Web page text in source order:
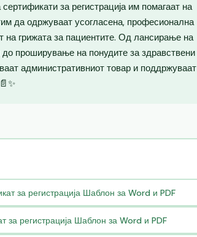
за регистрација им помагаат на
да одржуваат усогласена, професионална
на грижата за пациентите. Од лансирање на
до проширување на понудите за здравствени
административниот товар и поддржуваат
за регистрација Шаблон за Word и PDF
за регистрација Шаблон за Word и PDF